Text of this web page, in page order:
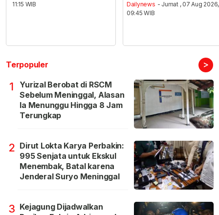
11:15 WIB
Dailynews - Jumat , 07 Aug 2026,
09:45 WIB
Terpopuler >
1
Yurizal Berobat di RSCM
Sebelum Meninggal, Alasan
Ia Menunggu Hingga 8 Jam
Terungkap
2 Dirut Lokta Karya Perbakin:
995 Senjata untuk Ekskul
Menembak, Batal karena
Jenderal Suryo Meninggal
3 Kejagung Dijadwalkan